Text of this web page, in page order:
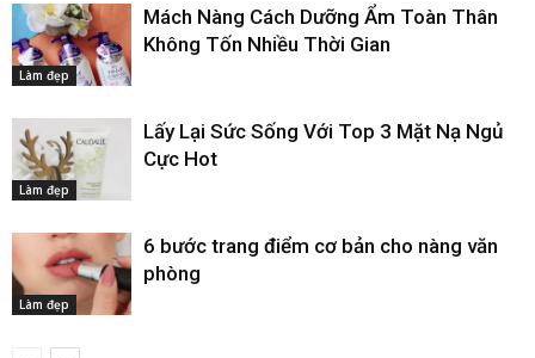
Làm đẹp
Mách Nàng Cách Dưỡng Ẩm Toàn Thân
Không Tốn Nhiều Thời Gian
Làm đẹp
Lấy Lại Sức Sống Với Top 3 Mặt Nạ Ngủ
Cực Hot
Làm đẹp
6 bước trang điểm cơ bản cho nàng văn
phòng